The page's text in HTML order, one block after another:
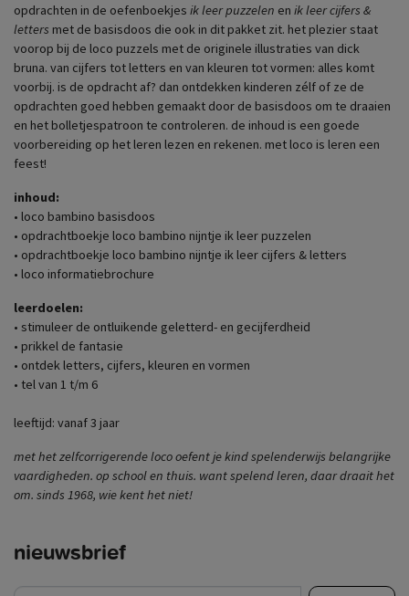
opdrachten in de oefenboekjes ik leer puzzelen en ik leer cijfers &
letters met de basisdoos die ook in dit pakket zit. het plezier staat
voorop bij de loco puzzels met de originele illustraties van dick
bruna. van cijfers tot letters en van kleuren tot vormen: alles komt
voorbij. is de opdracht af? dan ontdekken kinderen zélf of ze de
opdrachten goed hebben gemaakt door de basisdoos om te draaien
en het bolletjespatroon te controleren. de inhoud is een goede
voorbereiding op het leren lezen en rekenen. met loco is leren een
feest!
inhoud:
• loco bambino basisdoos
• opdrachtboekje loco bambino nijntje ik leer puzzelen
• opdrachtboekje loco bambino nijntje ik leer cijfers & letters
• loco informatiebrochure
leerdoelen:
• stimuleer de ontluikende geletterd- en gecijferdheid
• prikkel de fantasie
• ontdek letters, cijfers, kleuren en vormen
• tel van 1 t/m 6
leeftijd: vanaf 3 jaar
met het zelfcorrigerende loco oefent je kind spelenderwijs belangrijke
vaardigheden. op school en thuis. want spelend leren, daar draait het
om. sinds 1968, wie kent het niet!
nieuwsbrief